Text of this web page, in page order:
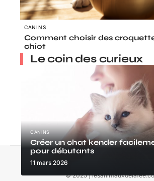
CANINS
Comment choisir des
chiot
Le coin des curieux
CANINS
Créer un chat kender
pour débutants
11 mars 2026
© 2025 |
Contact